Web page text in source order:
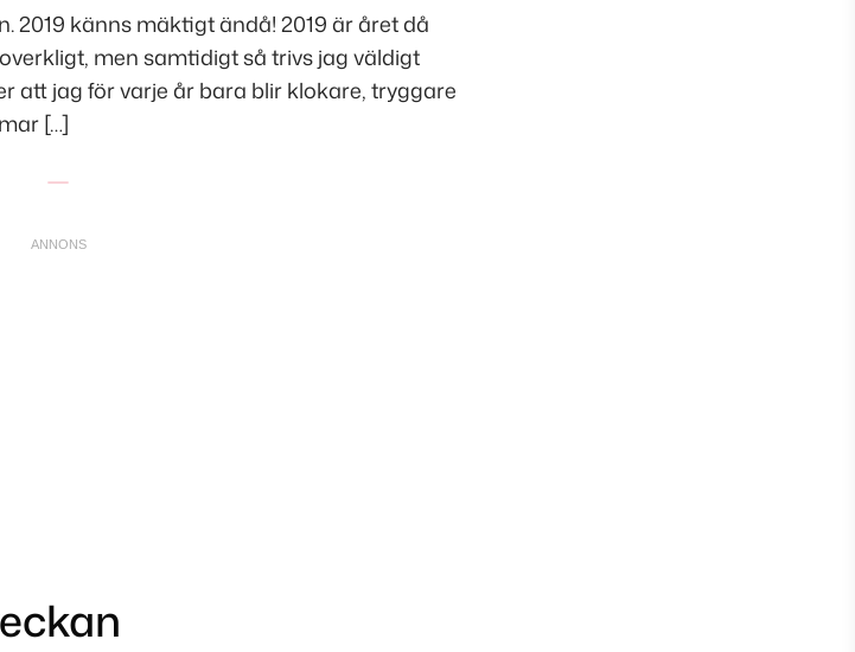
2019 känns mäktigt ändå! 2019 är året då
men samtidigt så trivs jag väldigt
att jag för varje år bara blir klokare, tryggare
[…]